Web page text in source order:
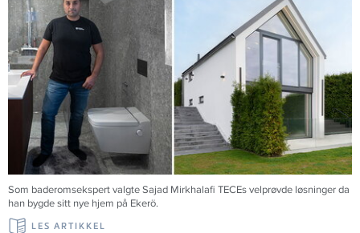
Som baderomsekspert valgte Sajad Mirkhalafi TECEs velprøvde løsninger da
han bygde sitt nye hjem på Ekerö.
LES ARTIKKEL